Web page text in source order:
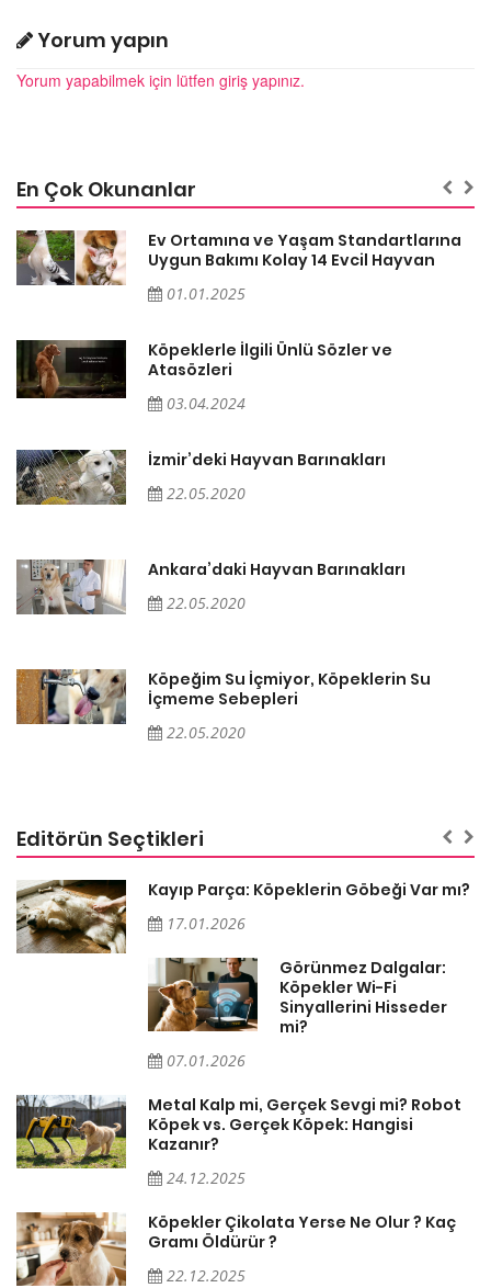
Yorum yapın
Yorum yapabilmek için lütfen giriş yapınız.
En Çok Okunanlar
Ev Ortamına ve Yaşam Standartlarına
Uygun Bakımı Kolay 14 Evcil Hayvan
01.01.2025
Köpeklerle İlgili Ünlü Sözler ve
Atasözleri
03.04.2024
İzmir’deki Hayvan Barınakları
22.05.2020
Ankara’daki Hayvan Barınakları
22.05.2020
Köpeğim Su İçmiyor, Köpeklerin Su
İçmeme Sebepleri
22.05.2020
Editörün Seçtikleri
Kayıp Parça: Köpeklerin Göbeği Var mı?
17.01.2026
Görünmez Dalgalar:
Köpekler Wi-Fi
Sinyallerini Hisseder
mi?
07.01.2026
Metal Kalp mi, Gerçek Sevgi mi? Robot
Köpek vs. Gerçek Köpek: Hangisi
Kazanır?
24.12.2025
Köpekler Çikolata Yerse Ne Olur ? Kaç
Gramı Öldürür ?
22.12.2025